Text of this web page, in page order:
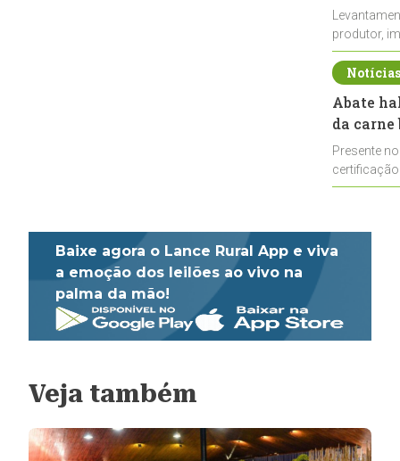
produtor,
de leite cru
Abate
da
Presente
Baixe agora o Lance Rural App e viva
a emoção dos leilões ao vivo na
palma da mão!
Veja também